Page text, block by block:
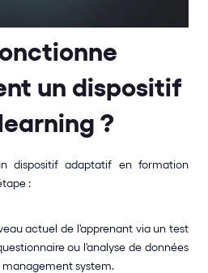
un dispositif
?
dispositif adaptatif en formation
:
actuel de l'apprenant via un test
ou l'analyse de données
management system.